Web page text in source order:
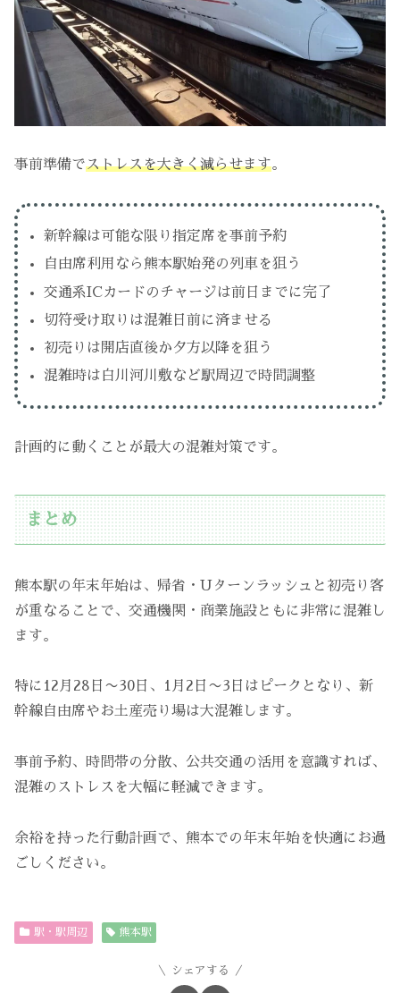
事前準備でストレスを大きく減らせます。
新幹線は可能な限り指定席を事前予約
自由席利用なら熊本駅始発の列車を狙う
交通系ICカードのチャージは前日までに完了
切符受け取りは混雑日前に済ませる
初売りは開店直後か夕方以降を狙う
混雑時は白川河川敷など駅周辺で時間調整
計画的に動くことが最大の混雑対策です。
まとめ
熊本駅の年末年始は、帰省・Uターンラッシュと初売り客
が重なることで、交通機関・商業施設ともに非常に混雑し
ます。
特に12月28日〜30日、1月2日〜3日はピークとなり、新
幹線自由席やお土産売り場は大混雑します。
事前予約、時間帯の分散、公共交通の活用を意識すれば、
混雑のストレスを大幅に軽減できます。
余裕を持った行動計画で、熊本での年末年始を快適にお過
ごしください。
駅・駅周辺 熊本駅
シェアする